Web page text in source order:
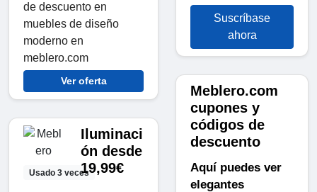
de descuento en
muebles de diseño
moderno en
meblero.com
Ver oferta
Usado 3 veces
Iluminaci
ón desde
19,99€
Suscríbase
ahora
Meblero.com
cupones y
códigos de
descuento
Aquí puedes ver
elegantes